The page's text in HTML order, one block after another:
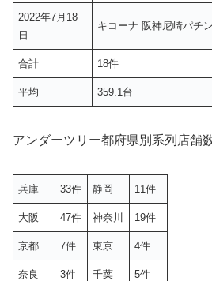
2022年7月18
日
キコーナ 阪神尼崎パチ
合計 18件
平均 359.1台
アンダーツリー都府県別系列店舗
兵庫 33件 静岡 11件
大阪 47件 神奈川 19件
京都 7件 東京 4件
奈良 3件 千葉 5件